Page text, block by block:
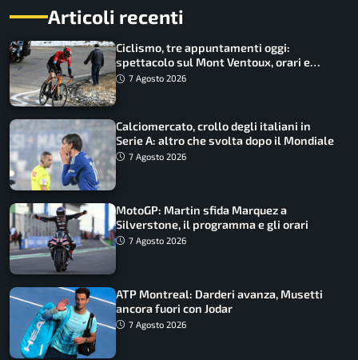
Articoli recenti
Ciclismo, tre appuntamenti oggi:
spettacolo sul Mont Ventoux, orari e
come vederli
7 Agosto 2026
Calciomercato, crollo degli italiani in
Serie A: altro che svolta dopo il Mondiale
7 Agosto 2026
MotoGP: Martin sfida Marquez a
Silverstone, il programma e gli orari
7 Agosto 2026
ATP Montreal: Darderi avanza, Musetti
ancora fuori con Jodar
7 Agosto 2026